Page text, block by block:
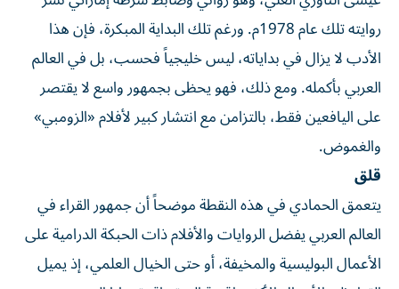
روايته تلك عام 1978م. ورغم تلك البداية المبكرة، فإن هذا
الأدب لا يزال في بداياته، ليس خليجياً فحسب، بل في العالم
العربي بأكمله. ومع ذلك، فهو يحظى بجمهور واسع لا يقتصر
على اليافعين فقط، بالتزامن مع انتشار كبير لأفلام «الزومبي»
والغموض.
قلق
يتعمق الحمادي في هذه النقطة موضحاً أن جمهور القراء في
العالم العربي يفضل الروايات والأفلام ذات الحبكة الدرامية على
الأعمال البوليسية والمخيفة، أو حتى الخيال العلمي، إذ يميل